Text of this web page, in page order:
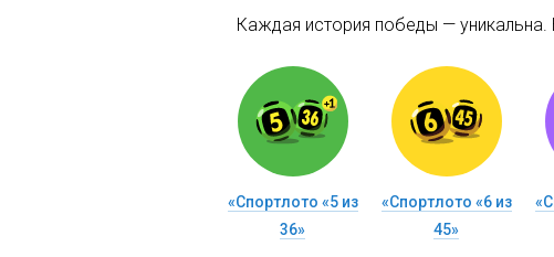
Каждая история победы — уникальна.
«Спортлото «5 из
36»
«Спортлото «6 из
45»